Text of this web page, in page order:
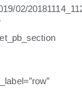
02/